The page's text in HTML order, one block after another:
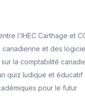
l'IHEC Carthage et
et des
la comptabilité
quiz ludique et éducatif
pour le futur